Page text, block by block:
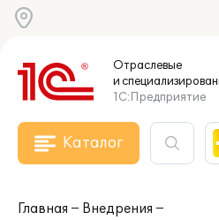
Отраслевые
и
1С:Предприятие
Каталог
Главная
Внедрения